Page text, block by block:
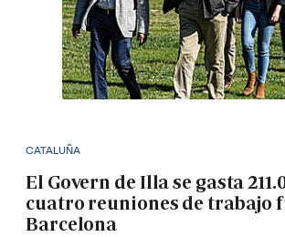
CATALUÑA
El Govern de Illa se gasta
cuatro reuniones de trabajo
Barcelona